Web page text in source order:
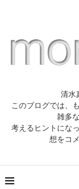
清水
このブログでは、
雑多
考えるヒントにな
想をコ